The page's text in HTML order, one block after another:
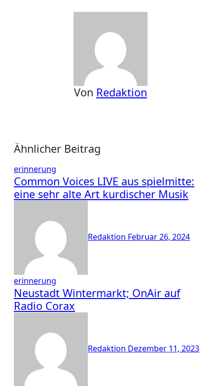
Von Redaktion
Ähnlicher Beitrag
erinnerung
Common Voices LIVE aus spielmitte:
eine sehr alte Art kurdischer Musik
Redaktion Februar 26, 2024
erinnerung
Neustadt Wintermarkt; OnAir auf
Radio Corax
Redaktion Dezember 11, 2023